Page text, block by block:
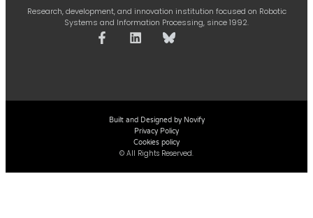
Research, development, and innovation institution focused on Robotic
Systems and Information Processing, since 1992.
Built and Designed by Novify
Privacy Policy
Cookies policy
© All Rights Reserved.